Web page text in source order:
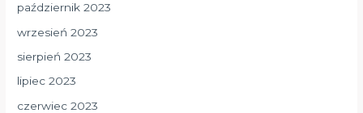
październik 2023
wrzesień 2023
sierpień 2023
lipiec 2023
czerwiec 2023